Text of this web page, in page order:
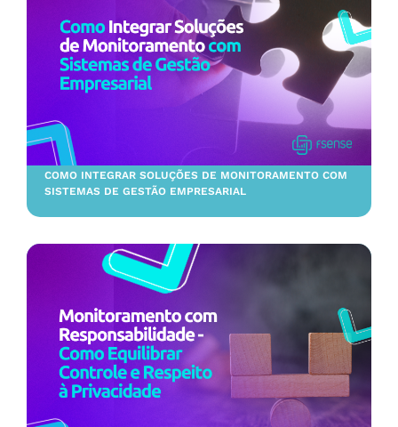
COMO INTEGRAR SOLUÇÕES DE MONITORAMENTO COM
SISTEMAS DE GESTÃO EMPRESARIAL